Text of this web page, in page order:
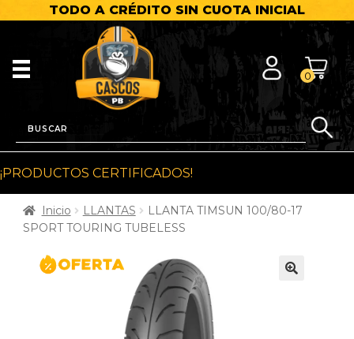
TODO A CRÉDITO SIN CUOTA INICIAL
0
¡PRODUCTOS CERTIFICADOS!
Inicio LLANTAS
LLANTA TIMSUN 100/80-17
SPORT TOURING TUBELESS